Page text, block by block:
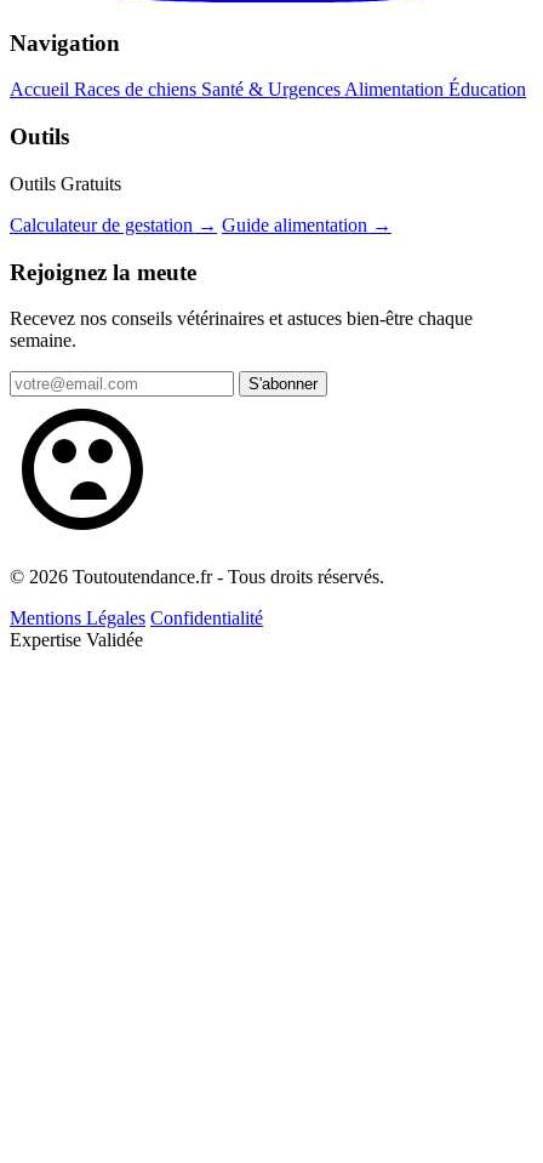
Navigation
Accueil Races de chiens Santé & Urgences Alimentation Éducation
Outils
Outils Gratuits
Calculateur de gestation → Guide alimentation →
Rejoignez la meute
Recevez nos conseils vétérinaires et astuces bien-être chaque
semaine.
S'abonner
© 2026 Toutoutendance.fr - Tous droits réservés.
Mentions Légales Confidentialité
Expertise Validée